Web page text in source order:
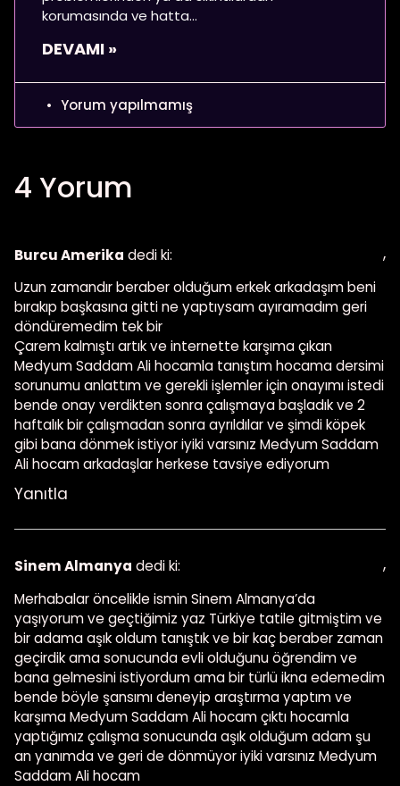
korumasında ve hatta
DEVAMI »
Yorum yapılmamış
4 Yorum
Burcu Amerika dedi ki: ,
Uzun zamandır beraber olduğum erkek arkadaşım beni
bırakıp başkasına gitti ne yaptıysam ayıramadım geri
döndüremedim tek bir
Çarem kalmıştı artık ve internette karşıma çıkan
Medyum Saddam Ali hocamla tanıştım hocama dersimi
sorunumu anlattım ve gerekli işlemler için onayımı istedi
bende onay verdikten sonra çalışmaya başladık ve 2
haftalık bir çalışmadan sonra ayrıldılar ve şimdi köpek
gibi bana dönmek istiyor iyiki varsınız Medyum Saddam
Ali hocam arkadaşlar herkese tavsiye ediyorum
Yanıtla
Sinem Almanya dedi ki: ,
Merhabalar öncelikle ismin Sinem Almanya’da
yaşıyorum ve geçtiğimiz yaz Türkiye tatile gitmiştim ve
bir adama aşık oldum tanıştık ve bir kaç beraber zaman
geçirdik ama sonucunda evli olduğunu öğrendim ve
bana gelmesini istiyordum ama bir türlü ikna edemedim
bende böyle şansımı deneyip araştırma yaptım ve
karşıma Medyum Saddam Ali hocam çıktı hocamla
yaptığımız çalışma sonucunda aşık olduğum adam şu
an yanımda ve geri de dönmüyor iyiki varsınız Medyum
Saddam Ali hocam